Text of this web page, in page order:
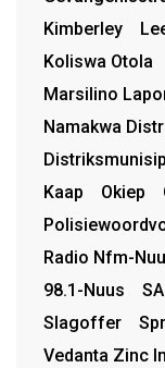
Kimberley
Koliswa Otola
Marsilino
Namakwa
Kaap
Okiep
Radio Nfm-
98.1-Nuus
Slagoffer
Vedanta Zinc